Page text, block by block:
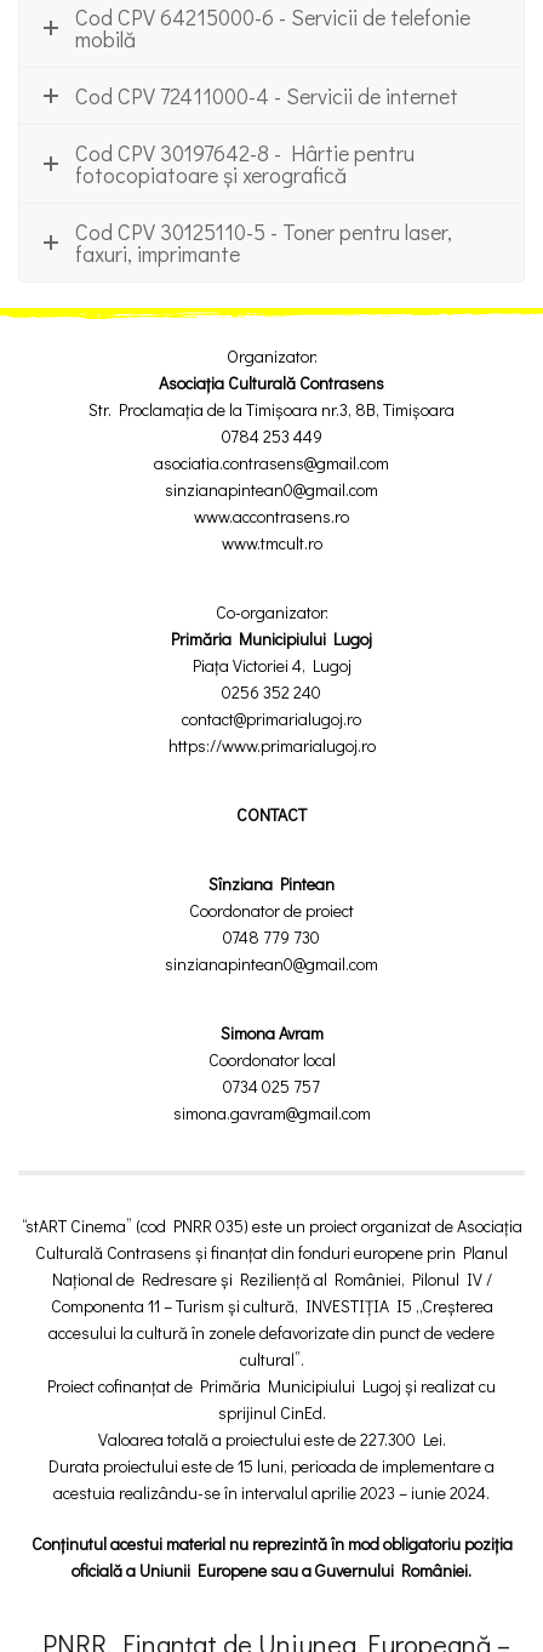
Cod CPV 64215000-6 - Servicii de telefonie
mobilă
Cod CPV 72411000-4 - Servicii de internet
Cod CPV 30197642-8 - Hârtie pentru
fotocopiatoare și xerografică
Cod CPV 30125110-5 - Toner pentru laser,
faxuri, imprimante
Organizator:
Asociația Culturală Contrasens
Str. Proclamația de la Timișoara nr.3, 8B, Timișoara
0784 253 449
asociatia.contrasens@gmail.com
sinzianapintean0@gmail.com
www.accontrasens.ro
www.tmcult.ro
Co-organizator:
Primăria Municipiului Lugoj
Piața Victoriei 4, Lugoj
0256 352 240
contact@primarialugoj.ro
https://www.primarialugoj.ro
CONTACT
Sînziana Pintean
Coordonator de proiect
0748 779 730
sinzianapintean0@gmail.com
Simona Avram
Coordonator local
0734 025 757
simona.gavram@gmail.com
“stART Cinema” (cod PNRR 035) este un proiect organizat de Asociația
Culturală Contrasens și finanțat din fonduri europene prin Planul
Național de Redresare și Reziliență al României, Pilonul IV /
Componenta 11 – Turism și cultură, INVESTIȚIA I5 „Creșterea
accesului la cultură în zonele defavorizate din punct de vedere
cultural”.
Proiect cofinanțat de Primăria Municipiului Lugoj și realizat cu
sprijinul CinEd.
Valoarea totală a proiectului este de 227.300 Lei.
Durata proiectului este de 15 luni, perioada de implementare a
acestuia realizându-se în intervalul aprilie 2023 – iunie 2024.
Conținutul acestui material nu reprezintă în mod obligatoriu poziția
oficială a Uniunii Europene sau a Guvernului României.
„PNRR. Finanțat de Uniunea Europeană –